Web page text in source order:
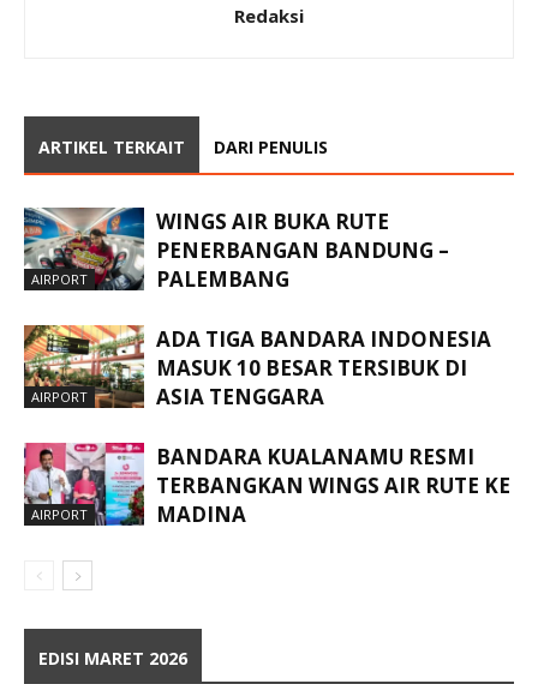
Redaksi
ARTIKEL TERKAIT DARI PENULIS
AIRPORT
WINGS AIR BUKA RUTE
PENERBANGAN BANDUNG –
PALEMBANG
AIRPORT
ADA TIGA BANDARA INDONESIA
MASUK 10 BESAR TERSIBUK DI
ASIA TENGGARA
AIRPORT
BANDARA KUALANAMU RESMI
TERBANGKAN WINGS AIR RUTE KE
MADINA
EDISI MARET 2026